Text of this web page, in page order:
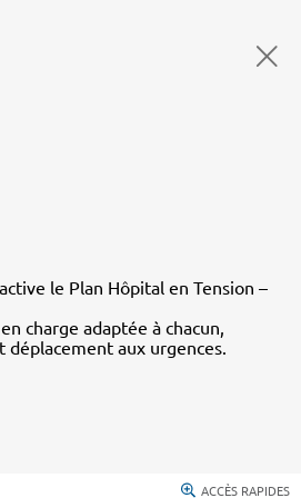
le Plan Hôpital en Tension –
charge adaptée à chacun,
aux urgences.
ACCÈS RAPIDES